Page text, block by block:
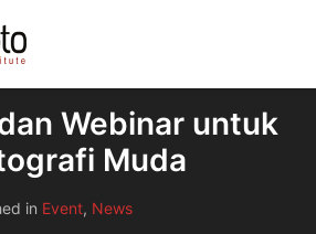
Webinar untuk
Muda
in Event, News